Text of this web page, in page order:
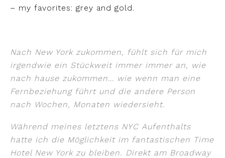
– my favorites: grey and gold.
Nach New York zukommen, fühlt sich für mich
irgendwie ein Stückweit immer immer an, wie
nach hause zukommen… wie wenn man eine
Fernbeziehung führt und die andere Person
nach Wochen, Monaten wiedersieht.
Während meines letztens NYC Aufenthalts
hatte ich die Möglichkeit im fantastischen Time
Hotel New York zu bleiben. Direkt am Broadway